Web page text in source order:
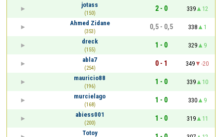
jotass
(150)
2 - 0 339
12
Ahmed Zidane
(353)
0,5 - 0,5 338
1
dreck
(155)
1 - 0 329
9
abla7
(254)
0 - 1 349
-20
mauricio88
(196)
1 - 0 339
10
murcielago
(168)
1 - 0 330
9
abiess001
(200)
1 - 0 319
11
Totoy